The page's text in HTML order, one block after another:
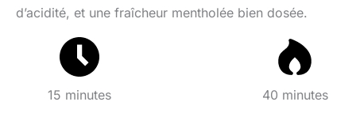
d’acidité, et une fraîcheur mentholée bien dosée.
15 minutes 40 minutes